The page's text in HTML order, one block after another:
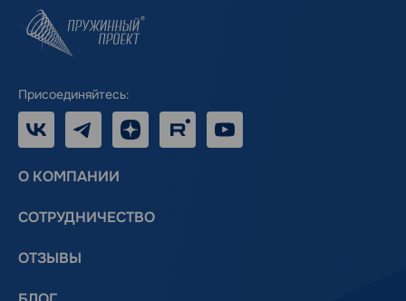
Присоединяйтесь:
Telegram Дзен RUTUBE
О КОМПАНИИ
СОТРУДНИЧЕСТВО
ОТЗЫВЫ